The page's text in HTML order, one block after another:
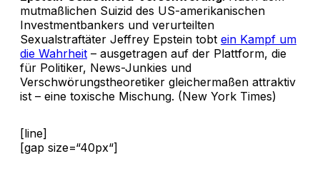
mutmaßlichen Suizid des US-amerikanischen
Investmentbankers und verurteilten
Sexualstraftäter Jeffrey Epstein tobt ein Kampf um
die Wahrheit – ausgetragen auf der Plattform, die
für Politiker, News-Junkies und
Verschwörungstheoretiker gleichermaßen attraktiv
ist – eine toxische Mischung. (New York Times)
[line]
[gap size=“40px“]